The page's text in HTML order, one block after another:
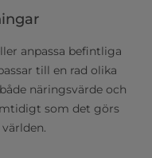
anpassa befintliga
till en rad olika
näringsvärde och
som det görs